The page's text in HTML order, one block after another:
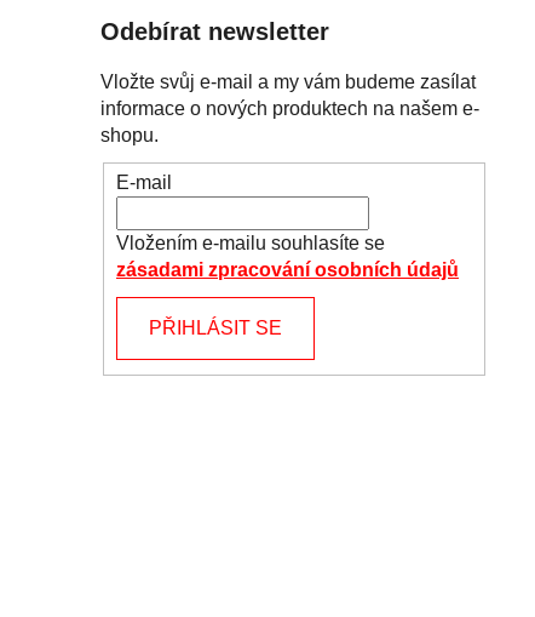
Odebírat newsletter
Vložte svůj e-mail a my vám budeme zasílat
informace o nových produktech na našem e-
shopu.
E-mail
Vložením e-mailu souhlasíte se
zásadami zpracování osobních údajů
PŘIHLÁSIT SE